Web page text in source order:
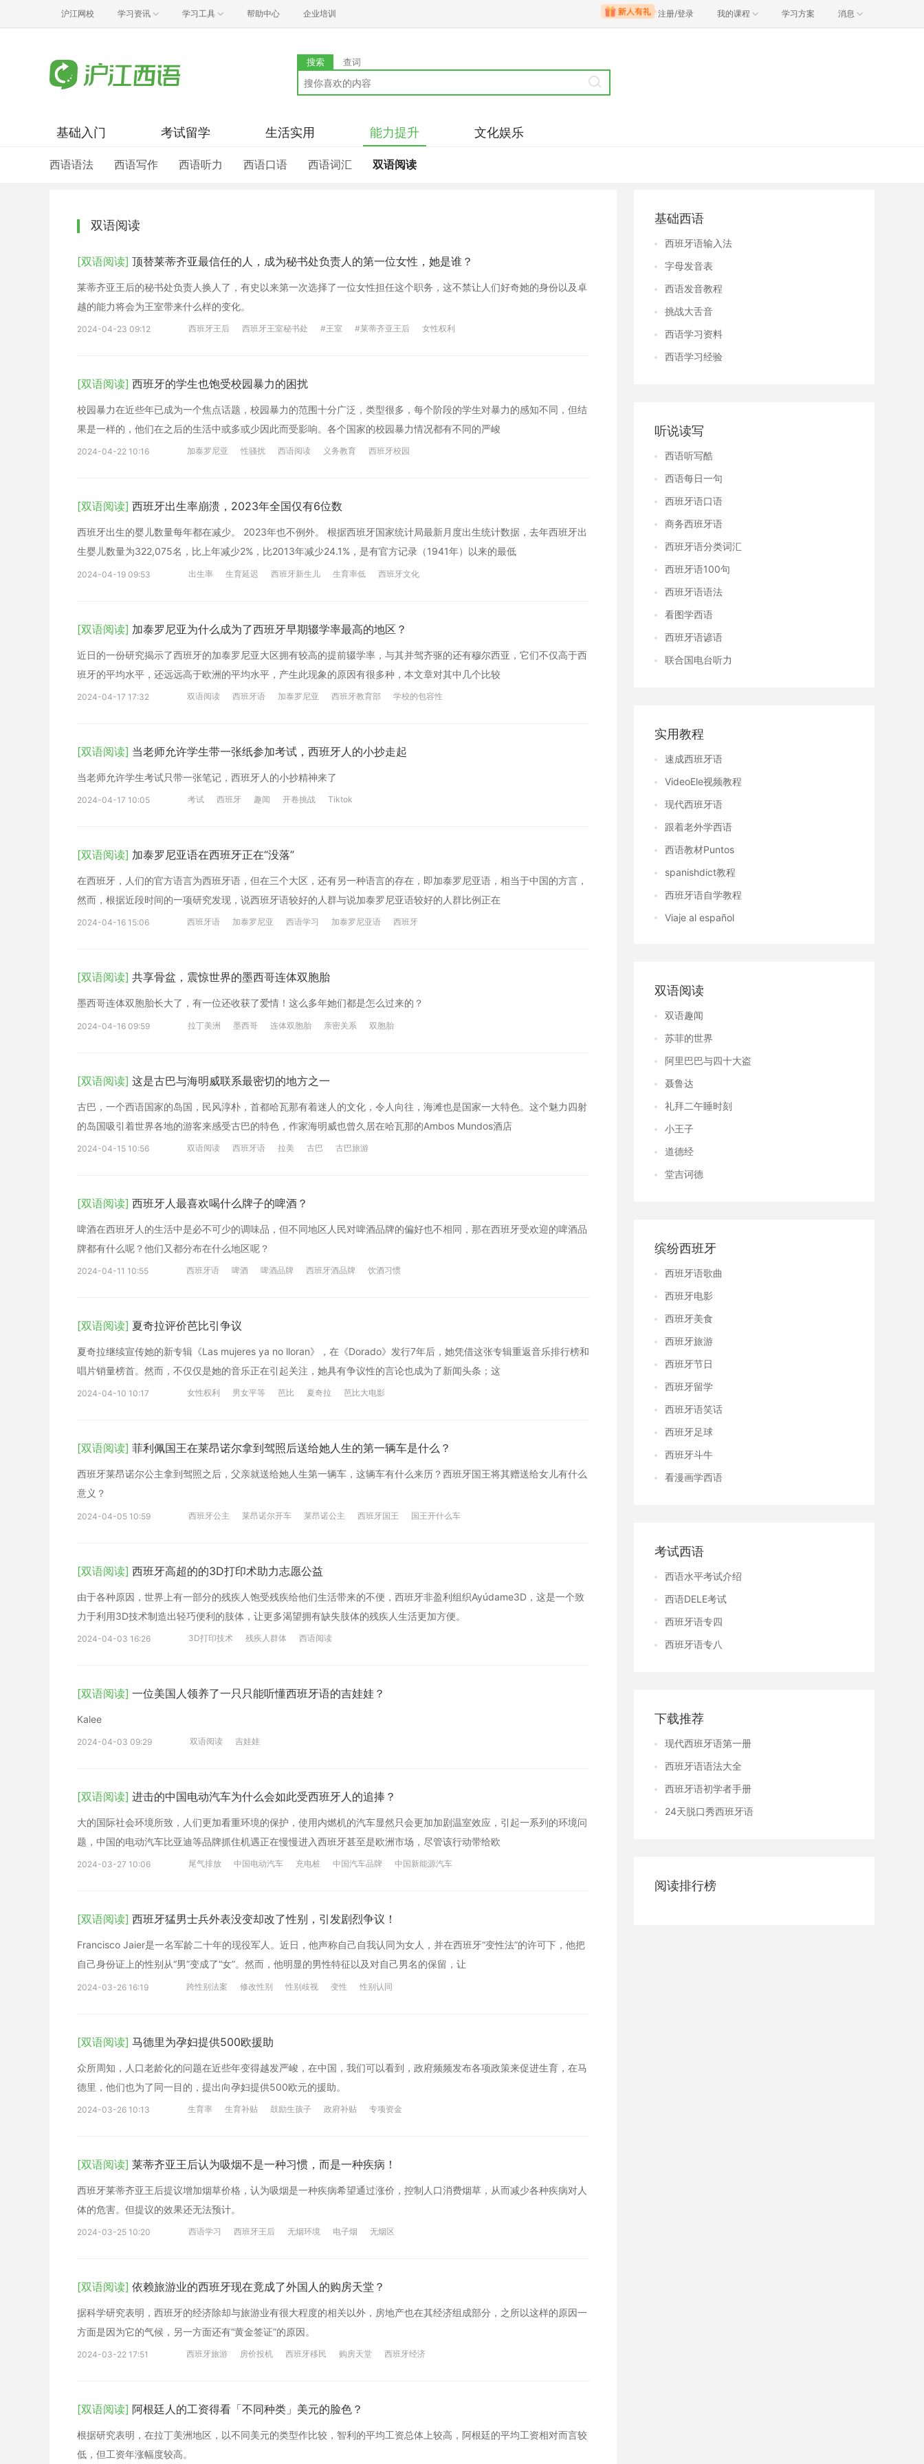
沪江网校 学习资讯 学习工具 帮助中心 企业培训 注册/登录 我的课程 学习方案 消息
搜索 查词
基础入门 考试留学 生活实用 能力提升 文化娱乐
西语语法 西语写作 西语听力 西语口语 西语词汇 双语阅读
双语阅读
[双语阅读] 顶替莱蒂齐亚最信任的人，成为秘书处负责人的第一位女性，她是谁？
莱蒂齐亚王后的秘书处负责人换人了，有史以来第一次选择了一位女性担任这个职务，这不禁让人们好奇她的身份以及卓
越的能力将会为王室带来什么样的变化。
2024-04-23 09:12 西班牙王后 西班牙王室秘书处 #王室 #莱蒂齐亚王后 女性权利
[双语阅读] 西班牙的学生也饱受校园暴力的困扰
校园暴力在近些年已成为一个焦点话题，校园暴力的范围十分广泛，类型很多，每个阶段的学生对暴力的感知不同，但结
果是一样的，他们在之后的生活中或多或少因此而受影响。各个国家的校园暴力情况都有不同的严峻
2024-04-22 10:16 加泰罗尼亚 性骚扰 西语阅读 义务教育 西班牙校园
[双语阅读] 西班牙出生率崩溃，2023年全国仅有6位数
西班牙出生的婴儿数量每年都在减少。 2023年也不例外。 根据西班牙国家统计局最新月度出生统计数据，去年西班牙出
生婴儿数量为322,075名，比上年减少2%，比2013年减少24.1%，是有官方记录（1941年）以来的最低
2024-04-19 09:53 出生率 生育延迟 西班牙新生儿 生育率低 西班牙文化
[双语阅读] 加泰罗尼亚为什么成为了西班牙早期辍学率最高的地区？
近日的一份研究揭示了西班牙的加泰罗尼亚大区拥有较高的提前辍学率，与其并驾齐驱的还有穆尔西亚，它们不仅高于西
班牙的平均水平，还远远高于欧洲的平均水平，产生此现象的原因有很多种，本文章对其中几个比较
2024-04-17 17:32 双语阅读 西班牙语 加泰罗尼亚 西班牙教育部 学校的包容性
[双语阅读] 当老师允许学生带一张纸参加考试，西班牙人的小抄走起
当老师允许学生考试只带一张笔记，西班牙人的小抄精神来了
2024-04-17 10:05 考试 西班牙 趣闻 开卷挑战 Tiktok
[双语阅读] 加泰罗尼亚语在西班牙正在“没落”
在西班牙，人们的官方语言为西班牙语，但在三个大区，还有另一种语言的存在，即加泰罗尼亚语，相当于中国的方言，
然而，根据近段时间的一项研究发现，说西班牙语较好的人群与说加泰罗尼亚语较好的人群比例正在
2024-04-16 15:06 西班牙语 加泰罗尼亚 西语学习 加泰罗尼亚语 西班牙
[双语阅读] 共享骨盆，震惊世界的墨西哥连体双胞胎
墨西哥连体双胞胎长大了，有一位还收获了爱情！这么多年她们都是怎么过来的？
2024-04-16 09:59 拉丁美洲 墨西哥 连体双胞胎 亲密关系 双胞胎
[双语阅读] 这是古巴与海明威联系最密切的地方之一
古巴，一个西语国家的岛国，民风淳朴，首都哈瓦那有着迷人的文化，令人向往，海滩也是国家一大特色。这个魅力四射
的岛国吸引着世界各地的游客来感受古巴的特色，作家海明威也曾久居在哈瓦那的Ambos Mundos酒店
2024-04-15 10:56 双语阅读 西班牙语 拉美 古巴 古巴旅游
[双语阅读] 西班牙人最喜欢喝什么牌子的啤酒？
啤酒在西班牙人的生活中是必不可少的调味品，但不同地区人民对啤酒品牌的偏好也不相同，那在西班牙受欢迎的啤酒品
牌都有什么呢？他们又都分布在什么地区呢？
2024-04-11 10:55 西班牙语 啤酒 啤酒品牌 西班牙酒品牌 饮酒习惯
[双语阅读] 夏奇拉评价芭比引争议
夏奇拉继续宣传她的新专辑《Las mujeres ya no lloran》，在《Dorado》发行7年后，她凭借这张专辑重返音乐排行榜和
唱片销量榜首。然而，不仅仅是她的音乐正在引起关注，她具有争议性的言论也成为了新闻头条；这
2024-04-10 10:17 女性权利 男女平等 芭比 夏奇拉 芭比大电影
[双语阅读] 菲利佩国王在莱昂诺尔拿到驾照后送给她人生的第一辆车是什么？
西班牙莱昂诺尔公主拿到驾照之后，父亲就送给她人生第一辆车，这辆车有什么来历？西班牙国王将其赠送给女儿有什么
意义？
2024-04-05 10:59 西班牙公主 莱昂诺尔开车 莱昂诺公主 西班牙国王 国王开什么车
[双语阅读] 西班牙高超的的3D打印术助力志愿公益
由于各种原因，世界上有一部分的残疾人饱受残疾给他们生活带来的不便，西班牙非盈利组织Ayúdame3D，这是一个致
力于利用3D技术制造出轻巧便利的肢体，让更多渴望拥有缺失肢体的残疾人生活更加方便。
2024-04-03 16:26 3D打印技术 残疾人群体 西语阅读
[双语阅读] 一位美国人领养了一只只能听懂西班牙语的吉娃娃？
Kalee
2024-04-03 09:29 双语阅读 吉娃娃
[双语阅读] 进击的中国电动汽车为什么会如此受西班牙人的追捧？
大的国际社会环境所致，人们更加看重环境的保护，使用内燃机的汽车显然只会更加加剧温室效应，引起一系列的环境问
题，中国的电动汽车比亚迪等品牌抓住机遇正在慢慢进入西班牙甚至是欧洲市场，尽管该行动带给欧
2024-03-27 10:06 尾气排放 中国电动汽车 充电桩 中国汽车品牌 中国新能源汽车
[双语阅读] 西班牙猛男士兵外表没变却改了性别，引发剧烈争议！
Francisco Jaier是一名军龄二十年的现役军人。近日，他声称自己自我认同为女人，并在西班牙“变性法”的许可下，他把
自己身份证上的性别从“男”变成了“女”。然而，他明显的男性特征以及对自己男名的保留，让
2024-03-26 16:19 跨性别法案 修改性别 性别歧视 变性 性别认同
[双语阅读] 马德里为孕妇提供500欧援助
众所周知，人口老龄化的问题在近些年变得越发严峻，在中国，我们可以看到，政府频频发布各项政策来促进生育，在马
德里，他们也为了同一目的，提出向孕妇提供500欧元的援助。
2024-03-26 10:13 生育率 生育补贴 鼓励生孩子 政府补贴 专项资金
[双语阅读] 莱蒂齐亚王后认为吸烟不是一种习惯，而是一种疾病！
西班牙莱蒂齐亚王后提议增加烟草价格，认为吸烟是一种疾病希望通过涨价，控制人口消费烟草，从而减少各种疾病对人
体的危害。但提议的效果还无法预计。
2024-03-25 10:20 西语学习 西班牙王后 无烟环境 电子烟 无烟区
[双语阅读] 依赖旅游业的西班牙现在竟成了外国人的购房天堂？
据科学研究表明，西班牙的经济除却与旅游业有很大程度的相关以外，房地产也在其经济组成部分，之所以这样的原因一
方面是因为它的气候，另一方面还有“黄金签证”的原因。
2024-03-22 17:51 西班牙旅游 房价投机 西班牙移民 购房天堂 西班牙经济
[双语阅读] 阿根廷人的工资得看「不同种类」美元的脸色？
根据研究表明，在拉丁美洲地区，以不同美元的类型作比较，智利的平均工资总体上较高，阿根廷的平均工资相对而言较
低，但工资年涨幅度较高。
基础西语
西班牙语输入法
字母发音表
西语发音教程
挑战大舌音
西语学习资料
西语学习经验
听说读写
西语听写酷
西语每日一句
西班牙语口语
商务西班牙语
西班牙语分类词汇
西班牙语100句
西班牙语语法
看图学西语
西班牙语谚语
联合国电台听力
实用教程
速成西班牙语
VideoEle视频教程
现代西班牙语
跟着老外学西语
西语教材Puntos
spanishdict教程
西班牙语自学教程
Viaje al español
双语阅读
双语趣闻
苏菲的世界
阿里巴巴与四十大盗
聂鲁达
礼拜二午睡时刻
小王子
道德经
堂吉诃德
缤纷西班牙
西班牙语歌曲
西班牙电影
西班牙美食
西班牙旅游
西班牙节日
西班牙留学
西班牙语笑话
西班牙足球
西班牙斗牛
看漫画学西语
考试西语
西语水平考试介绍
西语DELE考试
西班牙语专四
西班牙语专八
下载推荐
现代西班牙语第一册
西班牙语语法大全
西班牙语初学者手册
24天脱口秀西班牙语
阅读排行榜